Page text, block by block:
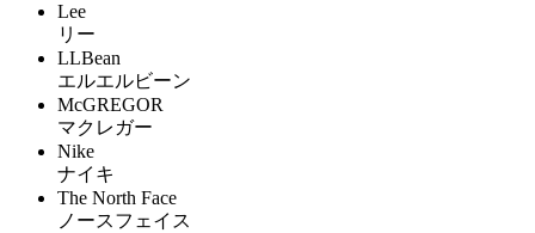
Lee
リー
LLBean
エルエルビーン
McGREGOR
マクレガー
Nike
ナイキ
The North Face
ノースフェイス